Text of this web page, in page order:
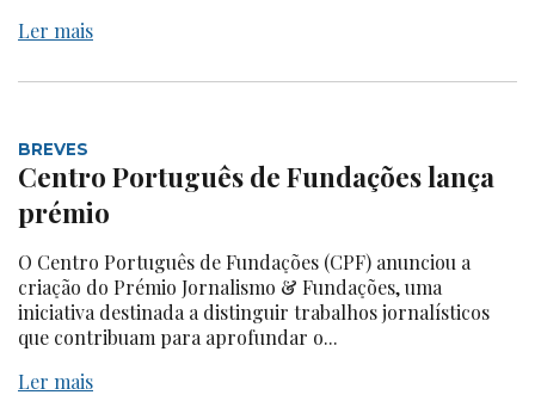
Ler mais
BREVES
Centro Português de Fundações lança
prémio
O Centro Português de Fundações (CPF) anunciou a
criação do Prémio Jornalismo & Fundações, uma
iniciativa destinada a distinguir trabalhos jornalísticos
que contribuam para aprofundar o...
Ler mais